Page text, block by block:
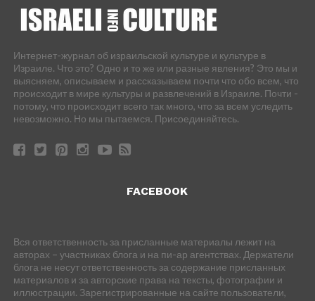
Интернет-журнал об израильской культуре и культуре в
Израиле. Что это? Одно и то же или разные явления? Это мы и
выясняем, описываем и рассказываем почти что обо всем, что
происходит в мире культуры и развлечений в Израиле. Почти -
потому, что происходит всего так много, что за всем уследить
невозможно. Но мы пытаемся. Присоединяйтесь.
FACEBOOK
Вся ответственность за присланные материалы лежит на
авторах – участниках блога и на пи-ар агентствах. Держатели
блога не несут ответственность за содержание присланных
материалов и за авторские права на тексты, фотографии и
иллюстрации. Зарегистрированные на сайте пользователи,